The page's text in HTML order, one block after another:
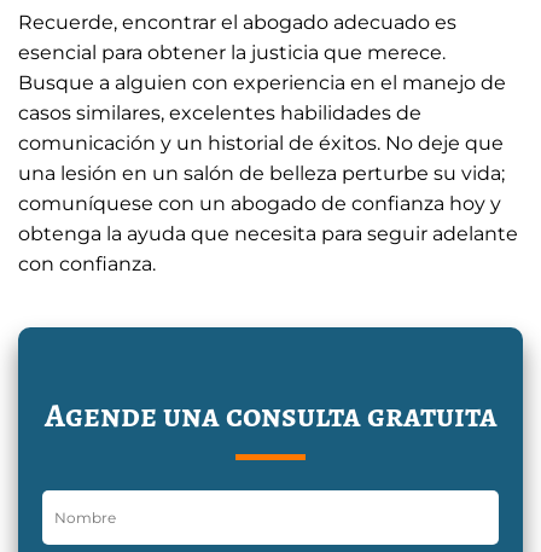
Recuerde, encontrar el abogado adecuado es
esencial para obtener la justicia que merece.
Busque a alguien con experiencia en el manejo de
casos similares, excelentes habilidades de
comunicación y un historial de éxitos. No deje que
una lesión en un salón de belleza perturbe su vida;
comuníquese con un abogado de confianza hoy y
obtenga la ayuda que necesita para seguir adelante
con confianza.
Agende una consulta gratuita